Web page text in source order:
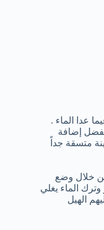
عدا الماء .
إضافة
متسقة جداً
من خلال وضع
الماء يغلي
الهيل